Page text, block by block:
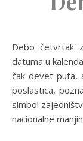
Debo četvrtak
datuma u
čak devet puta,
poslastica,
simbol
nacionalne